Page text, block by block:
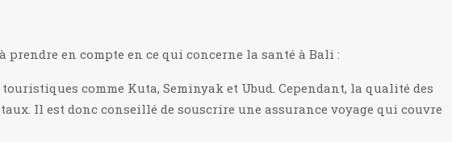
en compte en ce qui concerne la santé à Bali :
comme Kuta, Seminyak et Ubud. Cependant, la qualité des
Il est donc conseillé de souscrire une assurance voyage qui couvre